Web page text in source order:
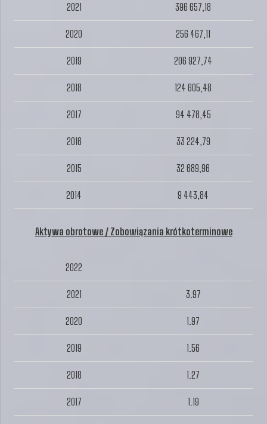
2021 396 657,18
2020 256 467,11
2019 206 927,74
2018 124 605,48
2017 94 478,45
2016 33 224,79
2015 32 689,96
2014 9 443,84
Aktywa obrotowe / Zobowiązania krótkoterminowe
2022
2021 3.97
2020 1.97
2019 1.56
2018 1.27
2017 1.19